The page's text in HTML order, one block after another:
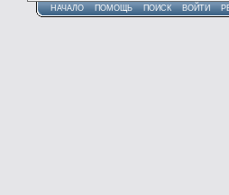
НАЧАЛО ПОМОЩЬ ПОИСК ВОЙТИ